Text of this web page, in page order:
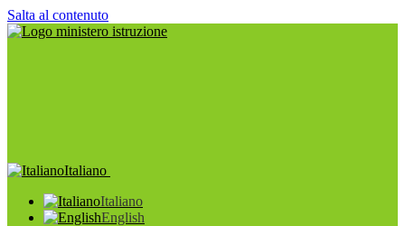
Salta al contenuto
Italiano
Italiano
English